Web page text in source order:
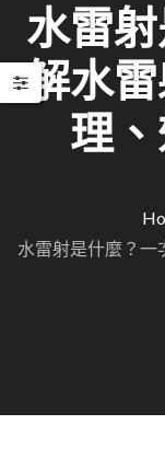
水雷
解水
理
水雷射是什麼？一